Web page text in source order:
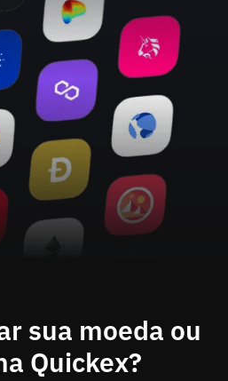
sua moeda ou
Quickex?